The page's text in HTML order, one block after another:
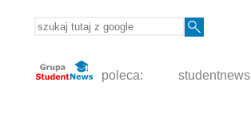
poleca: studentnews